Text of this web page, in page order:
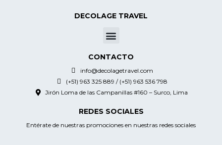
DECOLAGE TRAVEL
Menu
CONTACTO
info@decolagetravel.com
(+51) 963 325 889 / (+51) 963 536 798
Jirón Loma de las Campanillas #160 – Surco, Lima
REDES SOCIALES
Entérate de nuestras promociones en nuestras redes sociales